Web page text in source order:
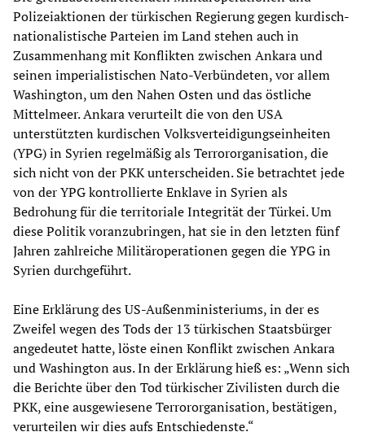
Polizeiaktionen der türkischen Regierung gegen kurdisch-
nationalistische Parteien im Land stehen auch in
Zusammenhang mit Konflikten zwischen Ankara und
seinen imperialistischen Nato-Verbündeten, vor allem
Washington, um den Nahen Osten und das östliche
Mittelmeer. Ankara verurteilt die von den USA
unterstützten kurdischen Volksverteidigungseinheiten
(YPG) in Syrien regelmäßig als Terrororganisation, die
sich nicht von der PKK unterscheiden. Sie betrachtet jede
von der YPG kontrollierte Enklave in Syrien als
Bedrohung für die territoriale Integrität der Türkei. Um
diese Politik voranzubringen, hat sie in den letzten fünf
Jahren zahlreiche Militäroperationen gegen die YPG in
Syrien durchgeführt.
Eine Erklärung des US-Außenministeriums, in der es
Zweifel wegen des Tods der 13 türkischen Staatsbürger
angedeutet hatte, löste einen Konflikt zwischen Ankara
und Washington aus. In der Erklärung hieß es: „Wenn sich
die Berichte über den Tod türkischer Zivilisten durch die
PKK, eine ausgewiesene Terrororganisation, bestätigen,
verurteilen wir dies aufs Entschiedenste.“